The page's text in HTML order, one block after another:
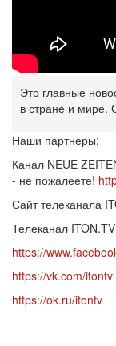
Это главные
в стране и мире.
Наши партнеры:
Канал NEUE
- не пожалеете!
Сайт телеканала
Телеканал
https://
https://vk.com/itontv
https://ok.ru/itontv